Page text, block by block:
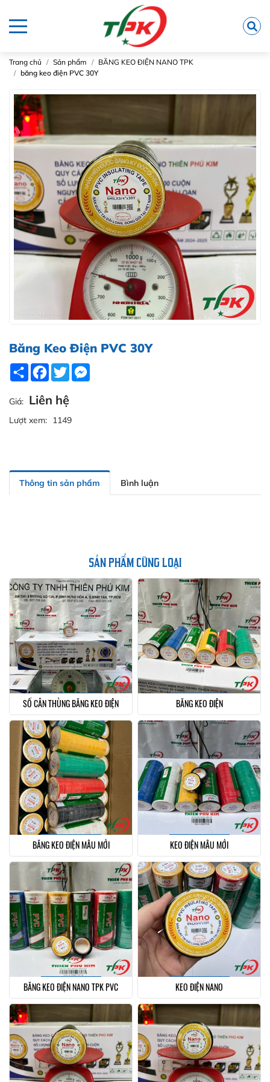
Trang chủ Sản phẩm
BĂNG KEO ĐIỆN NANO TPK
băng keo điện PVC 30Y
Băng Keo Điện PVC 30Y
Share Facebook
Twitter
Giá: Liên hệ
Lượt xem: 1149
Thông tin sản phẩm Bình luận
SẢN PHẨM CÙNG LOẠI
SỐ CÂN THÙNG BĂNG KEO ĐIỆN BĂNG KEO ĐIỆN
BĂNG KEO ĐIỆN MẪU MỚI KEO ĐIỆN MẪU MỚI
BĂNG KEO ĐIỆN NANO TPK PVC KEO ĐIỆN NANO